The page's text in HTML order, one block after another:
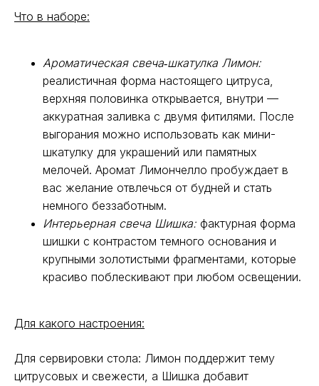
Что в наборе:
Ароматическая свеча‑шкатулка Лимон:
реалистичная форма настоящего цитруса,
верхняя половинка открывается, внутри —
аккуратная заливка с двумя фитилями. После
выгорания можно использовать как мини-
шкатулку для украшений или памятных
мелочей. Аромат Лимончелло пробуждает в
вас желание отвлечься от будней и стать
немного беззаботным.
Интерьерная свеча Шишка: фактурная форма
шишки с контрастом темного основания и
крупными золотистыми фрагментами, которые
красиво поблескивают при любом освещении.
Для какого настроения:
Для сервировки стола: Лимон поддержит тему
цитрусовых и свежести, а Шишка добавит